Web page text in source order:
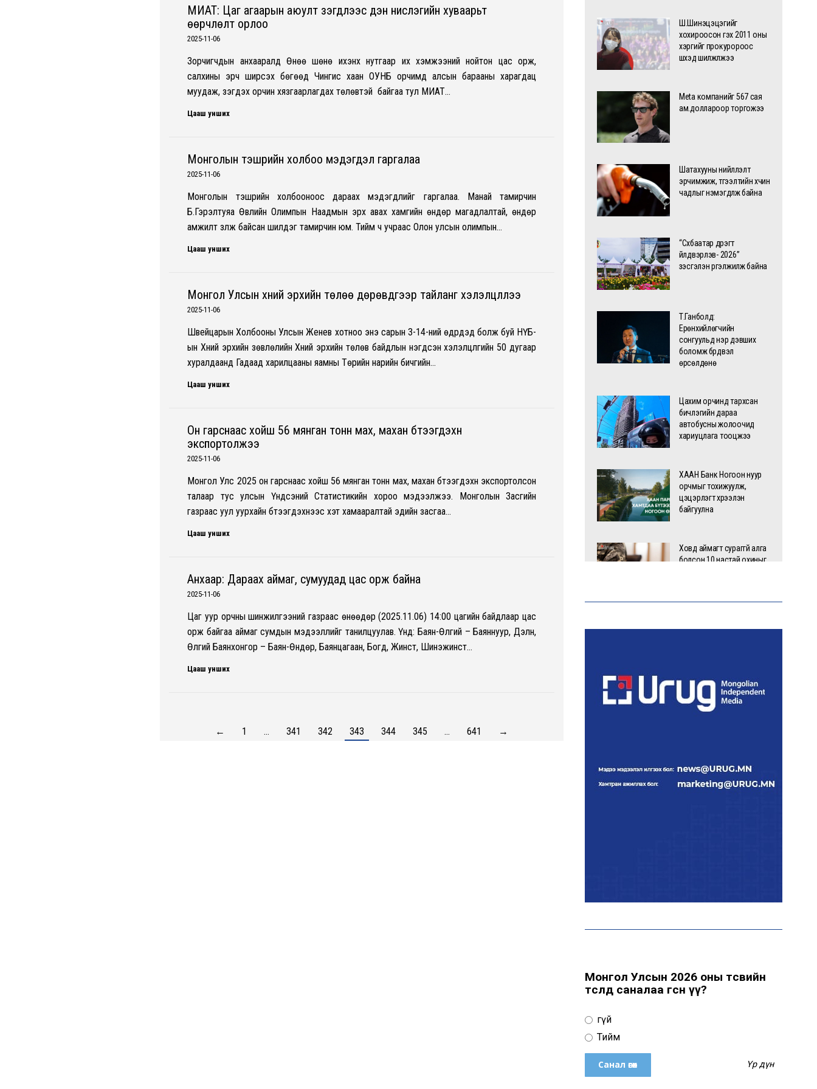
МИАТ: Цаг агаарын аюулт үзэгдлээс үүдэн нислэгийн хуваарьт
өөрчлөлт орлоо
2025-11-06
Зорчигчдын анхааралд Өнөө шөнө ихэнх нутгаар их хэмжээний нойтон цас орж,
салхины эрч ширүүсэх бөгөөд Чингис хаан ОУНБ орчимд алсын барааны харагдац
муудаж, үзэгдэх орчин хязгаарлагдах төлөвтэй байгаа тул МИАТ…
Цааш унших
Монголын тэшүүрийн холбоо мэдэгдэл гаргалаа
2025-11-06
Монголын тэшүүүрийн холбооноос дараах мэдэгдлийг гаргалаа. Манай тамирчин
Б.Гэрэлтуяа Өвлийн Олимпын Наадмын эрх авах хамгийн өндөр магадлалтай, өндөр
амжилт үзүүлж байсан шилдэг тамирчин юм. Тийм ч учраас Олон улсын олимпын…
Цааш унших
Монгол Улсын хүний эрхийн төлөө дөрөвдүгээр тайланг хэлэлцүүллээ
2025-11-06
Швейцарын Холбооны Улсын Женев хотноо энэ сарын 3-14-ний өдрүүдэд болж буй НҮБ-
ын Хүний эрхийн зөвлөлийн Хүний эрхийн төлөв байдлын нэгдсэн хэлэлцүүлгийн 50 дугаар
хуралдаанд Гадаад харилцааны яамны Төрийн нарийн бичгийн…
Цааш унших
Он гарснаас хойш 56 мянган тонн мах, махан бүтээгдэхүүн
экспортолжээ
2025-11-06
Монгол Улс 2025 он гарснаас хойш 56 мянган тонн мах, махан бүтээгдэхүүн экспортолсон
талаар тус улсын Үндсэний Статистикийн хороо мэдээлжээ. Монголын Засгийн
газраас уул уурхайн бүтээгдэхүүнээс хэт хамааралтай эдийн засгаа…
Цааш унших
Анхаар: Дараах аймаг, сумуудад цас орж байна
2025-11-06
Цаг уур орчны шинжилгээний газраас өнөөдөр (2025.11.06) 14:00 цагийн байдлаар цас
орж байгаа аймаг сумдын мэдээллийг танилцуулав. Үүнд: Баян-Өлгий – Баяннуур, Дэлүүн,
Өлгий Баянхонгор – Баян-Өндөр, Баянцагаан, Богд, Жинст, Шинэжинст…
Цааш унших
← 1 … 341 342 343 344 345 … 641 →
Ш.Шинэцэцэгийг
хохироосон гэх 2011 оны
хэргийг прокуророос
шүүхэд шилжүүлжээ
Meta компанийг 567 сая
ам.доллароор торгожээ
Шатахууны нийлүүлэлт
эрчимжиж, түгээлтийн хүчин
чадлыг нэмэгдүүлж байна
“Сүхбаатар дүүрэгт
үйлдвэрлэв- 2026”
үзэсгэлэн үргэлжилж байна
Т.Ганболд:
Ерөнхийлөгчийн
сонгуульд нэр дэвших
боломж бүрдвэл
өрсөлдөнө
Цахим орчинд тархсан
бичлэгийн дараа
автобусны жолоочид
хариуцлага тооцжээ
ХААН Банк Ногоон нуур
орчмыг тохижуулж,
цэцэрлэгт хүрээлэн
байгуулна
Ховд аймагт сураггүй алга
болсон 10 настай охиныг
Ихэнх нутгаар халж, зарим
бүсэд аадар бороо орно
НАТО-гийн логистикийн
чухал төв Лейпцигийн
нисэх буудалд бөмбөгтэй
Маргааш цахилгаан
С.Амарсайхан: 60 гаруй
Монгол Улсын 2026 оны төсвийн
төсөлд саналаа өгсөн үү?
Үгүй
Тийм
Үр дүн